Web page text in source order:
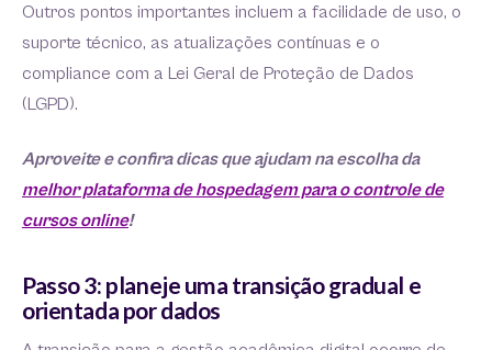
Outros pontos importantes incluem a facilidade de uso, o
suporte técnico, as atualizações contínuas e o
compliance com a Lei Geral de Proteção de Dados
(LGPD).
Aproveite e confira dicas que ajudam na escolha da
melhor plataforma de hospedagem para o controle de
cursos online!
Passo 3: planeje uma transição gradual e
orientada por dados